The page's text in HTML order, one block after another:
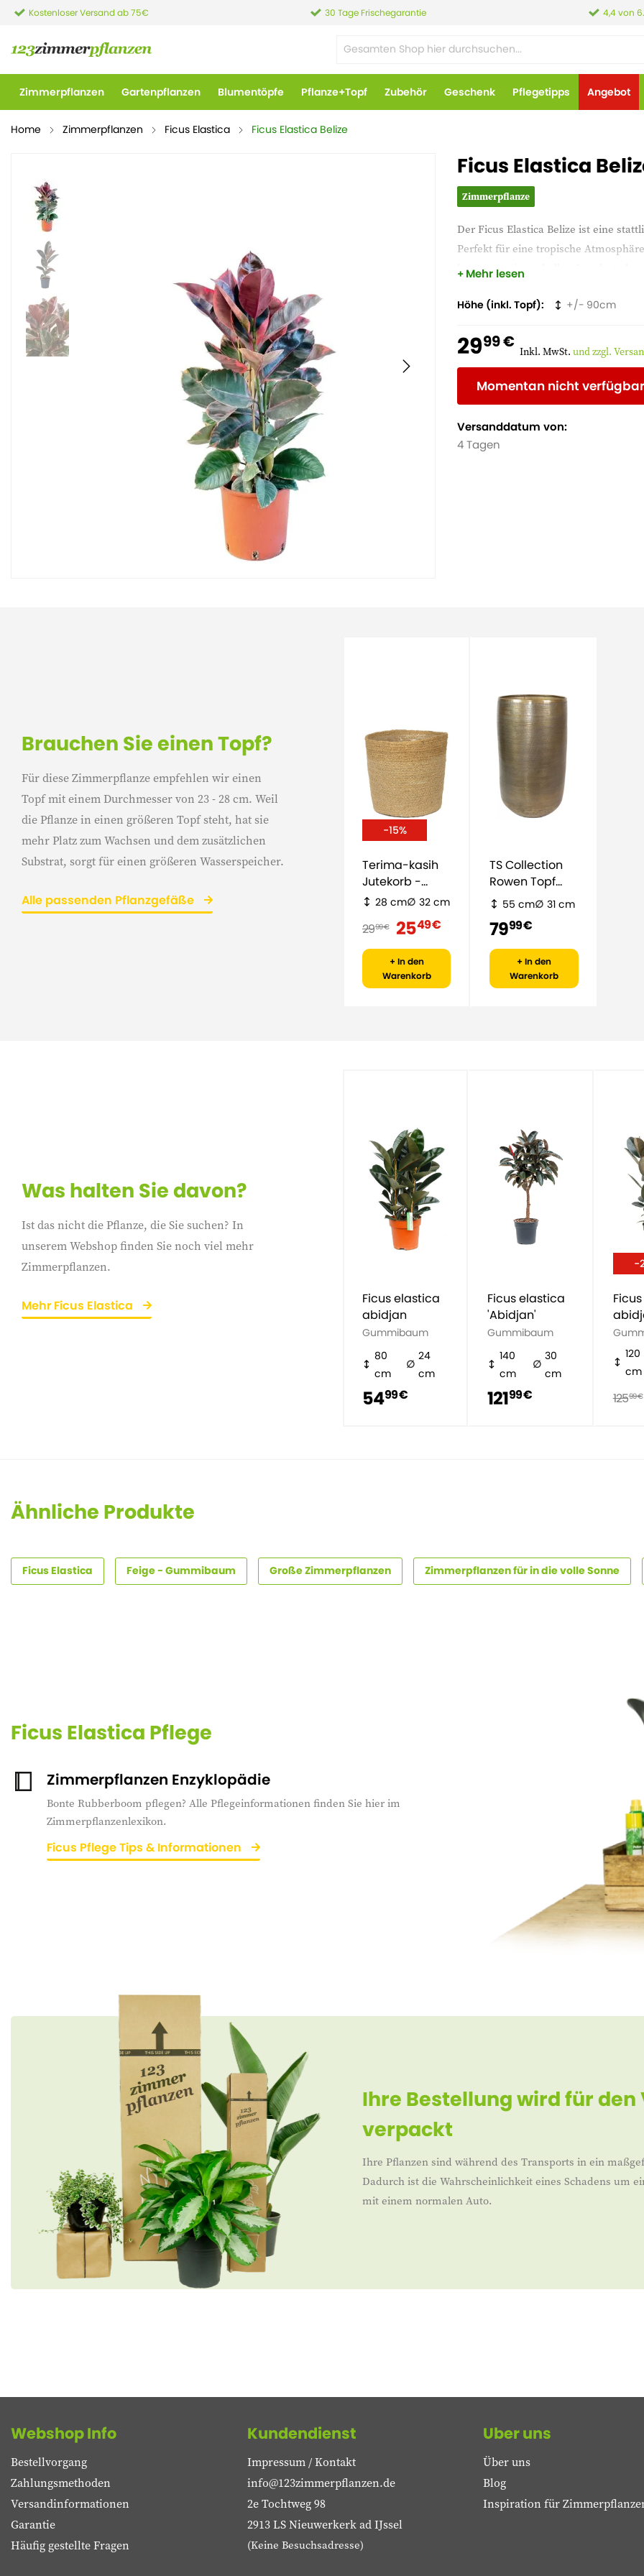
Kostenloser Versand ab 75€ 30 Tage Frischegarantie 4,4 von
Zimmerpflanzen Gartenpflanzen Blumentöpfe Pflanze+Topf Zubehör Geschenk Pflegetipps Angebot
Home Zimmerpflanzen Ficus Elastica Ficus Elastica Belize
Ficus Elastica
Zimmerpflanze
Der Ficus Elastica Belize ist eine
Perfekt für eine tropische
besten an einem hellen Standort
Mehr lesen
Höhe (inkl. Topf) 90
2999 € Inkl. MwSt.und zzgl.
Momentan nicht
Versanddatum von:
4 Tagen
Brauchen Sie einen Topf?
Für diese Zimmerpflanze empfehlen wir einen
Topf mit einem Durchmesser von 23 - 28 cm. Weil
die Pflanze in einen größeren Topf steht, hat sie
mehr Platz zum Wachsen und dem zusätzlichen
Substrat, sorgt für einen größeren Wasserspeicher.
Alle passenden Pflanzgefäße
-15%
Terima-kasih
Jutekorb -
natürlich
28 cm 32 cm
2999 € 2549 €
+ In den
Warenkorb
TS Collection
Rowen Topf
Hoch - Gold
55 cm 31 cm
7999 €
+ In den
Warenkorb
Was halten Sie davon?
Ist das nicht die Pflanze, die Sie suchen? In
unserem Webshop finden Sie noch viel mehr
Zimmerpflanzen.
Mehr Ficus Elastica
Ficus elastica
abidjan
Gummibaum
80
cm
24
cm
5499 €
Ficus elastica
'Abidjan'
Gummibaum
140
cm
30
cm
12199 €
-
120
cm
12599 €
Ähnliche Produkte
Ficus Elastica Feige - Gummibaum Große Zimmerpflanzen Zimmerpflanzen für in die volle Sonne
Ficus Elastica Pflege
Zimmerpflanzen Enzyklopädie
Bonte Rubberboom pflegen? Alle Pflegeinformationen finden Sie hier im
Zimmerpflanzenlexikon.
Ficus Pflege Tips & Informationen
Ihre Bestellung wird für
verpackt
Ihre Pflanzen sind während des Transports in ein
Dadurch ist die Wahrscheinlichkeit eines Schadens um
mit einem normalen Auto.
Webshop Info
Bestellvorgang
Zahlungsmethoden
Versandinformationen
Garantie
Häufig gestellte Fragen
Kundendienst
Impressum / Kontakt
info@123zimmerpflanzen.de
2e Tochtweg 98
2913 LS Nieuwerkerk ad IJssel
(Keine Besuchsadresse)
Uber uns
Über uns
Blog
Inspiration für